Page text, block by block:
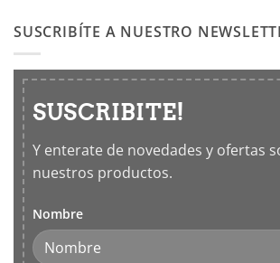
sentidos
SUSCRIBÍTE A NUESTRO
SUSCRIBITE!
Y enterate de novedades y ofertas
nuestros productos.
Nombre